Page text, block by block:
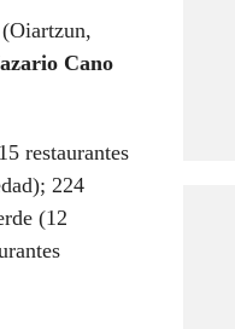
(Oiartzun,
Cano
restaurantes
224
(12